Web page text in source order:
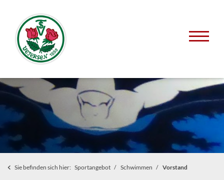
Sie befinden sich hier: Sportangebot Schwimmen Vorstand